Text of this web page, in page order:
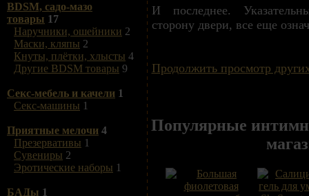
BDSM, садо-мазо
товары 17
Наручники, ошейники 2
Маски, кляпы 2
Кнуты, плётки, хлысты 4
Другие BDSM товары 9
Секс-мебель и качели 1
Секс-машины 1
Приятные мелочи 4
Презервативы 1
Сувениры 2
Эротические наборы 1
БАДы 1
И последнее.
сторону двери, все еще
Продолжить просмотр
Популярные